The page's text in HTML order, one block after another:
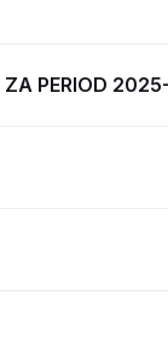
ZA PERIOD